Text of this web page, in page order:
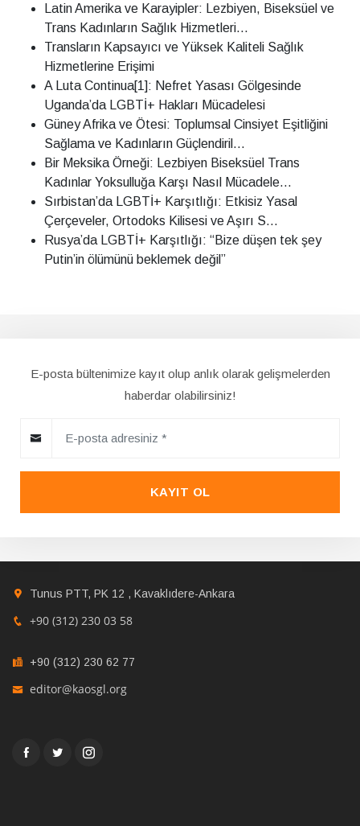
Latin Amerika ve Karayipler: Lezbiyen, Biseksüel ve
Trans Kadınların Sağlık Hizmetleri...
Transların Kapsayıcı ve Yüksek Kaliteli Sağlık
Hizmetlerine Erişimi
A Luta Continua[1]: Nefret Yasası Gölgesinde
Uganda’da LGBTİ+ Hakları Mücadelesi
Güney Afrika ve Ötesi: Toplumsal Cinsiyet Eşitliğini
Sağlama ve Kadınların Güçlendiril...
Bir Meksika Örneği: Lezbiyen Biseksüel Trans
Kadınlar Yoksulluğa Karşı Nasıl Mücadele...
Sırbistan’da LGBTİ+ Karşıtlığı: Etkisiz Yasal
Çerçeveler, Ortodoks Kilisesi ve Aşırı S...
Rusya’da LGBTİ+ Karşıtlığı: “Bize düşen tek şey
Putin’in ölümünü beklemek değil”
E-posta bültenimize kayıt olup anlık olarak gelişmelerden
haberdar olabilirsiniz!
KAYIT OL
Tunus PTT, PK 12 , Kavaklıdere-Ankara
+90 (312) 230 03 58
+90 (312) 230 62 77
editor@kaosgl.org